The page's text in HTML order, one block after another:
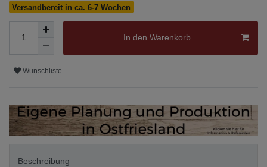
Versandbereit in ca. 6-7 Wochen
In den Warenkorb
Wunschliste
Beschreibung